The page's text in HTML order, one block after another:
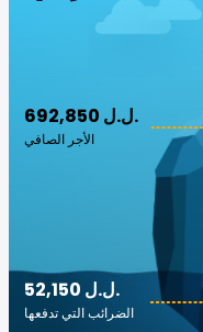
692,850 ل.ل.‎
الأجر الصافي
52,150 ل.ل.‎
الضرائب التي تدفعها